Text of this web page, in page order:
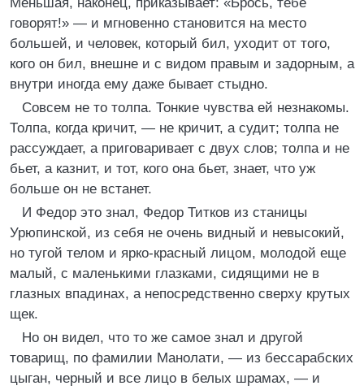
говорят!» — и мгновенно становится на место
большей, и человек, который бил, уходит от того,
кого он бил, внешне и с видом правым и задорным, а
внутри иногда ему даже бывает стыдно.
Совсем не то толпа. Тонкие чувства ей незнакомы.
Толпа, когда кричит, — не кричит, а судит; толпа не
рассуждает, а приговаривает с двух слов; толпа и не
бьет, а казнит, и тот, кого она бьет, знает, что уж
больше он не встанет.
И Федор это знал, Федор Титков из станицы
Урюпинской, из себя не очень видный и невысокий,
но тугой телом и ярко-красный лицом, молодой еще
малый, с маленькими глазками, сидящими не в
глазных впадинах, а непосредственно сверху крутых
щек.
Но он видел, что то же самое знал и другой
товарищ, по фамилии Манолати, — из бессарабских
цыган, черный и все лицо в белых шрамах, — и